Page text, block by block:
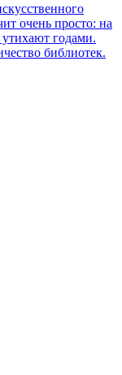
очень просто: на
утихают годами.
библиотек.